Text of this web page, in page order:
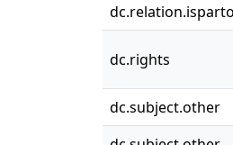
dc.rights
dc.subject.other